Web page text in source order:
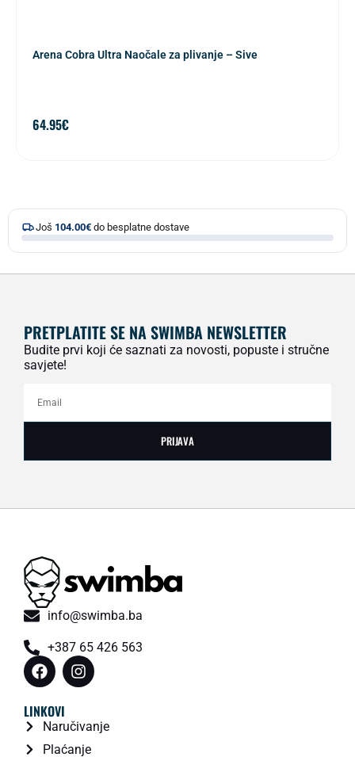
Arena Cobra Ultra Naočale za plivanje – Sive
64.95€
Još 104.00€ do besplatne dostave
PRETPLATITE SE NA SWIMBA NEWSLETTER
Budite prvi koji će saznati za novosti, popuste i stručne
savjete!
PRIJAVA
info@swimba.ba
+387 65 426 563
LINKOVI
Naručivanje
Plaćanje